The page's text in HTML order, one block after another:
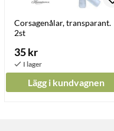
Corsagenålar, transparant.
2st
35 kr
Lägg i kundvagnen